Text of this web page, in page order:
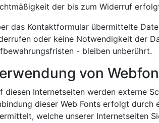
der bis zum Widerruf
das Kontaktformular übermittelte
oder keine Notwendigkeit der
- bleiben unberührt.
von
diesen Internetseiten werden externe
dieser Web Fonts erfolgt durch
welche unserer Internetseiten